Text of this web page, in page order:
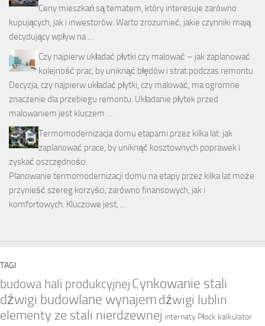
Ceny mieszkań są tematem, który interesuje zarówno
kupujących, jak i inwestorów. Warto zrozumieć, jakie czynniki mają
decydujący wpływ na …
Czy najpierw układać płytki czy malować – jak zaplanować
kolejność prac, by uniknąć błędów i strat podczas remontu
Decyzja, czy najpierw układać płytki, czy malować, ma ogromne
znaczenie dla przebiegu remontu. Układanie płytek przed
malowaniem jest kluczem …
Termomodernizacja domu etapami przez kilka lat: jak
zaplanować prace, by uniknąć kosztownych poprawek i
zyskać oszczędności
Planowanie termomodernizacji domu na etapy przez kilka lat może
przynieść szereg korzyści, zarówno finansowych, jak i
komfortowych. Kluczowe jest, …
TAGI
budowa hali produkcyjnej Cynkowanie stali
dźwigi budowlane wynajemdźwigi lublin
elementy ze stali nierdzewnej internaty Płock kalkulator